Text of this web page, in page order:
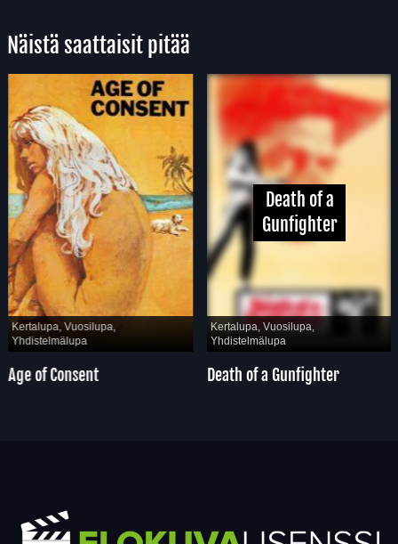
Näistä saattaisit pitää
Kertalupa, Vuosilupa,
Yhdistelmälupa
Age of Consent
Death of a
Gunfighter
Kertalupa, Vuosilupa,
Yhdistelmälupa
Death of a Gunfighter